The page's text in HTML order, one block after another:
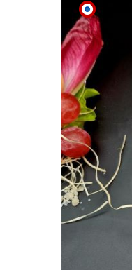
the
end
of
the
images
gallery